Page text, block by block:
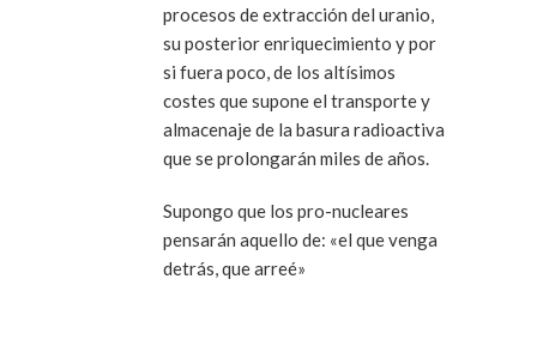
procesos de extracción del uranio,
su posterior enriquecimiento y por
si fuera poco, de los altísimos
costes que supone el transporte y
almacenaje de la basura radioactiva
que se prolongarán miles de años.
Supongo que los pro-nucleares
pensarán aquello de: «el que venga
detrás, que arreé»